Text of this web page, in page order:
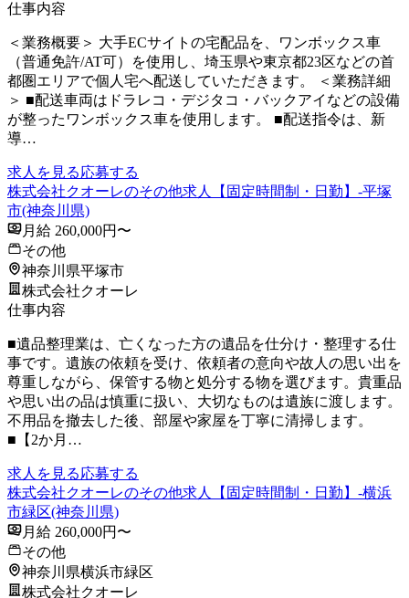
仕事内容
＜業務概要＞ 大手ECサイトの宅配品を、ワンボックス車
（普通免許/AT可）を使用し、埼玉県や東京都23区などの首
都圏エリアで個人宅へ配送していただきます。 ＜業務詳細
＞ ■配送車両はドラレコ・デジタコ・バックアイなどの設備
が整ったワンボックス車を使用します。 ■配送指令は、新
導…
求人を見る応募する
株式会社クオーレのその他求人【固定時間制・日勤】-平塚
市(神奈川県)
月給 260,000円〜
その他
神奈川県平塚市
株式会社クオーレ
仕事内容
■遺品整理業は、亡くなった方の遺品を仕分け・整理する仕
事です。遺族の依頼を受け、依頼者の意向や故人の思い出を
尊重しながら、保管する物と処分する物を選びます。貴重品
や思い出の品は慎重に扱い、大切なものは遺族に渡します。
不用品を撤去した後、部屋や家屋を丁寧に清掃します。
■【2か月…
求人を見る応募する
株式会社クオーレのその他求人【固定時間制・日勤】-横浜
市緑区(神奈川県)
月給 260,000円〜
その他
神奈川県横浜市緑区
株式会社クオーレ